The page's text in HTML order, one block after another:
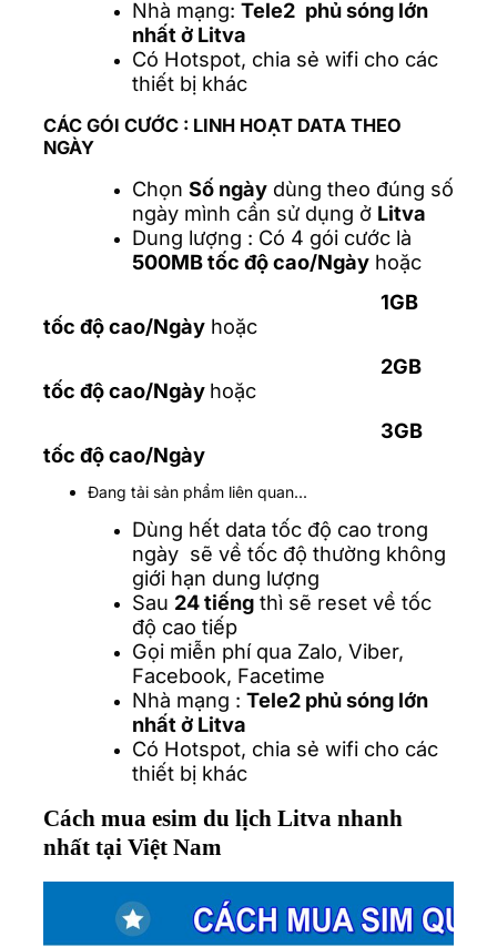
Nhà mạng: Tele2 phủ sóng lớn
nhất ở Litva
Có Hotspot, chia sẻ wifi cho các
thiết bị khác
CÁC GÓI CƯỚC : LINH HOẠT DATA THEO
NGÀY
Chọn Số ngày dùng theo đúng số
ngày mình cần sử dụng ở Litva
Dung lượng : Có 4 gói cước là
500MB tốc độ cao/Ngày hoặc
1GB
tốc độ cao/Ngày hoặc
2GB
tốc độ cao/Ngày hoặc
3GB
tốc độ cao/Ngày
Đang tải sản phẩm liên quan...
Dùng hết data tốc độ cao trong
ngày sẽ về tốc độ thường không
giới hạn dung lượng
Sau 24 tiếng thì sẽ reset về tốc
độ cao tiếp
Gọi miễn phí qua Zalo, Viber,
Facebook, Facetime
Nhà mạng : Tele2 phủ sóng lớn
nhất ở Litva
Có Hotspot, chia sẻ wifi cho các
thiết bị khác
Cách mua esim du lịch Litva nhanh
nhất tại Việt Nam